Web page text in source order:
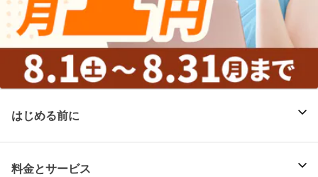
はじめる前に
料金とサービス